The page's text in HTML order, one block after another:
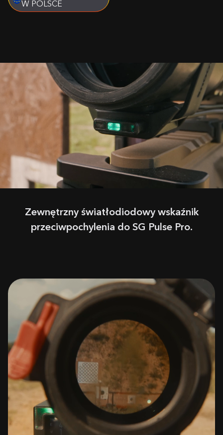
W POLSCE
Zewnętrzny światłodiodowy wskaźnik
przeciwpochylenia do SG Pulse Pro.